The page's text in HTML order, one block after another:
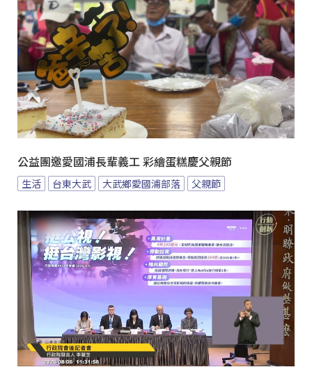
公益團邀愛國浦長輩義工 彩繪蛋糕慶父親節
生活 台東大武 大武鄉愛國浦部落 父親節